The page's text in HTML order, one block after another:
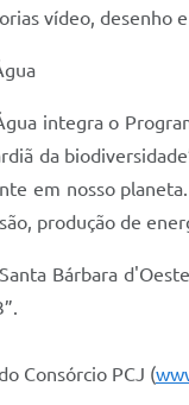
vídeo, desenho
integra o
da
em nosso
produção de
Bárbara
Consórcio PCJ (